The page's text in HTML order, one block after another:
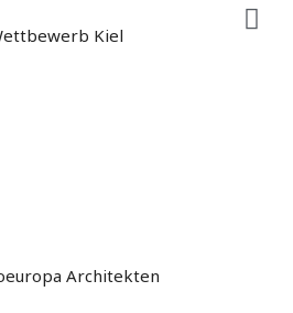
Architekten